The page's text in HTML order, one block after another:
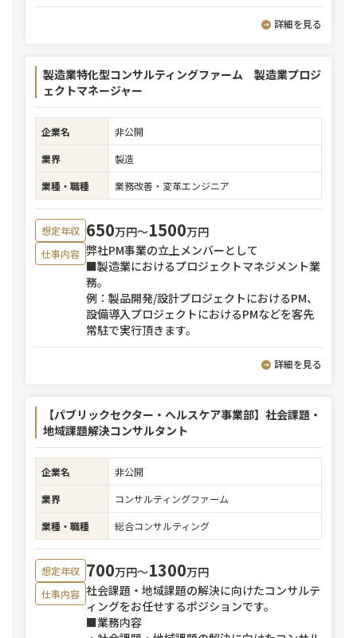
詳細を見る
製造業特化型コンサルティングファーム 製造業プロジ
ェクトマネージャー
企業名
非公開
業界
製造
業種・職種
業務改善・変革エンジニア
想定年収 650万円〜1500万円
仕事内容 弊社PM事業の立上メンバーとして
■製造業におけるプロジェクトマネジメント業
務。
例：製品開発/設計プロジェクトにおけるPM、
設備導入プロジェクトにおけるPMなどを客先
常駐で実行頂きます。
詳細を見る
【パブリックセクター・ヘルスケア事業部】社会課題・
地域課題解決コンサルタント
企業名
非公開
業界
コンサルティングファーム
業種・職種
総合コンサルティング
想定年収 700万円〜1300万円
仕事内容 社会課題・地域課題の解決に向けたコンサルテ
ィングをお任せするポジションです。
■業務内容